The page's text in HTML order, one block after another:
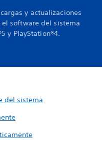
y actualizaciones
software del sistema
y PlayStation®4.
del sistema